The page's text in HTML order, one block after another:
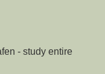
- study entire